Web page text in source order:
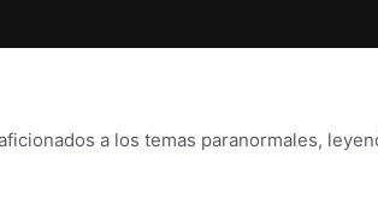
a los temas paranormales,